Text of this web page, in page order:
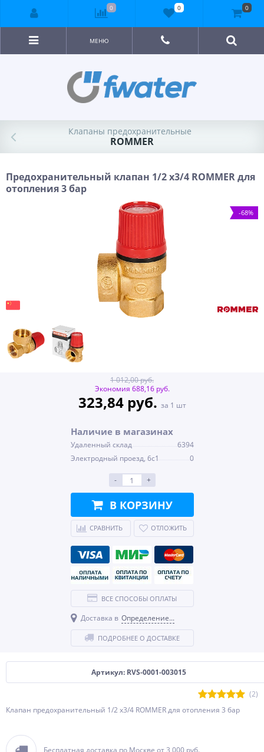
МЕНЮ
Клапаны предохранительные
ROMMER
Предохранительный клапан 1/2 x3/4 ROMMER для
отопления 3 бар
-68%
Артикул: RVS-0001-003015
(2)
Клапан предохранительный 1/2 x3/4 ROMMER для отопления 3 бар
Бесплатная доставка по Москве от 3 000 руб.
1 012,00 руб.
Экономия 688,16 руб.
323,84 руб. за 1 шт
Наличие в магазинах
Удаленный склад
6394
Электродный проезд, 6с1
0
- +
В КОРЗИНУ
СРАВНИТЬ ОТЛОЖИТЬ
ВСЕ СПОСОБЫ ОПЛАТЫ
Доставка в Определение...
ПОДРОБНЕЕ О ДОСТАВКЕ
0 0 0